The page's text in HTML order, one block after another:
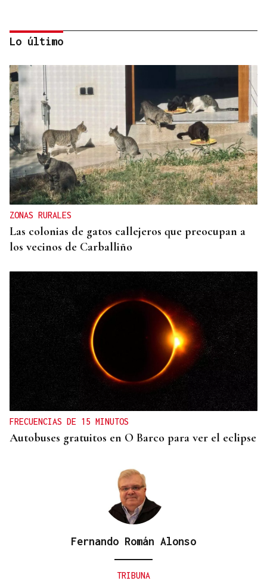
La Región
CARTAS AL DIRECTOR
Os políticos de Maceda poden facelo!
Lo último
ZONAS RURALES
Las colonias de gatos callejeros que preocupan a
los vecinos de Carballiño
FRECUENCIAS DE 15 MINUTOS
Autobuses gratuitos en O Barco para ver el eclipse
Fernando Román Alonso
TRIBUNA